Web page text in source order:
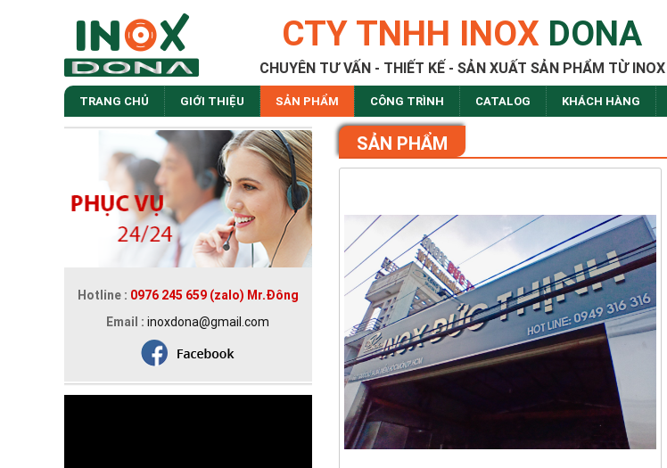
CTY TNHH INOX DONA
CHUYÊN TƯ VẤN - THIẾT KẾ - SẢN XUẤT SẢN PHẨM TỪ INOX
TRANG CHỦ GIỚI THIỆU SẢN PHẨM CÔNG TRÌNH CATALOG KHÁCH HÀNG
Hotline : 0976 245 659 (zalo) Mr.Đông
Email :inoxdona@gmail.com
SẢN PHẨM